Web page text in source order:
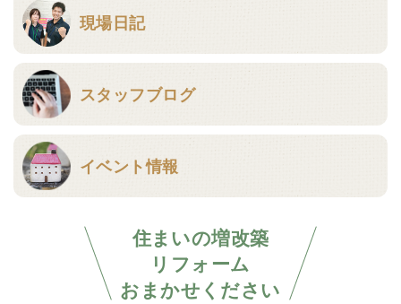
現場日記
スタッフブログ
イベント情報
住まいの増改築
リフォーム
おまかせください